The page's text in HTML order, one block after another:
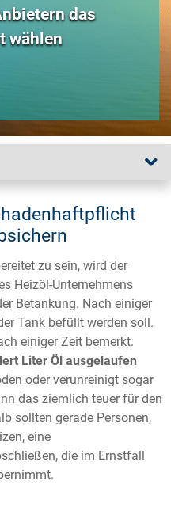
das
wählen
zu sein, wird der
Heizöl-Unternehmens
Betankung. Nach einiger
Tank befüllt werden soll.
einiger Zeit bemerkt.
Liter Öl ausgelaufen
oder verunreinigt sogar
das ziemlich teuer für den
sollten gerade Personen,
eine
die im Ernstfall